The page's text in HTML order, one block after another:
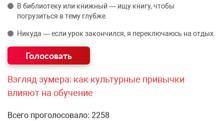
В библиотеку или книжный — ищу книгу, чтобы
погрузиться в тему глубже.
Никуда — если урок закончился, я переключаюсь на отдых.
Взгляд зумера: как культурные привычки
влияют на обучение
Всего проголосовало: 2258